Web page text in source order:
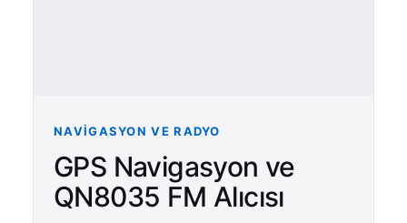
NAVIGASYON VE RADYO
GPS Navigasyon ve
QN8035 FM Alıcısı